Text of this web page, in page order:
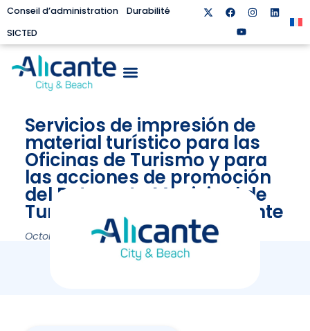
Conseil d’administration
Durabilité
SICTED
Servicios de impresión de
material turístico para las
Oficinas de Turismo y para
las acciones de promoción
del Patronato Municipal de
Turismo y Playas de Alicante
Octobre 6, 2022